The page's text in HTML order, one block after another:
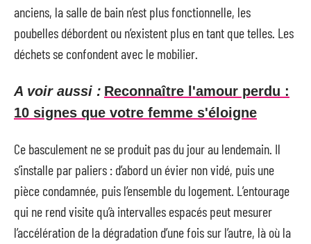
anciens, la salle de bain n’est plus fonctionnelle, les
poubelles débordent ou n’existent plus en tant que telles. Les
déchets se confondent avec le mobilier.
A voir aussi : Reconnaître l'amour perdu :
10 signes que votre femme s'éloigne
Ce basculement ne se produit pas du jour au lendemain. Il
s’installe par paliers : d’abord un évier non vidé, puis une
pièce condamnée, puis l’ensemble du logement. L’entourage
qui ne rend visite qu’à intervalles espacés peut mesurer
l’accélération de la dégradation d’une fois sur l’autre, là où la